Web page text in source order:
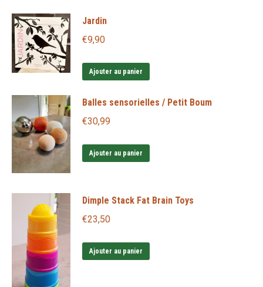
être
produit
Jardin
€9,90
Ajouter au panier
Balles sensorielles / Petit Boum
€30,99
Ajouter au panier
Dimple Stack Fat Brain Toys
€23,50
Ajouter au panier